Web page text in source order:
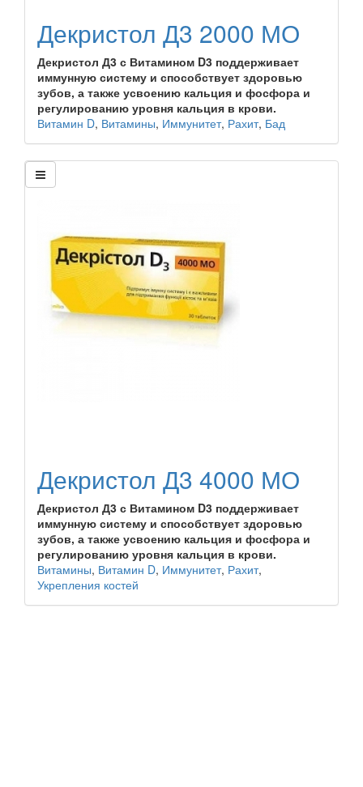
Декристол Д3 2000 МО
Декристол Д3 с Витамином D3 поддерживает
иммунную систему и способствует здоровью
зубов, а также усвоению кальция и фосфора и
регулированию уровня кальция в крови.
Витамин D, Витамины, Иммунитет, Рахит, Бад
Декристол Д3 4000 МО
Декристол Д3 с Витамином D3 поддерживает
иммунную систему и способствует здоровью
зубов, а также усвоению кальция и фосфора и
регулированию уровня кальция в крови.
Витамины, Витамин D, Иммунитет, Рахит,
Укрепления костей